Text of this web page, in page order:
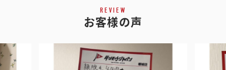
REVIEW
お客様の声